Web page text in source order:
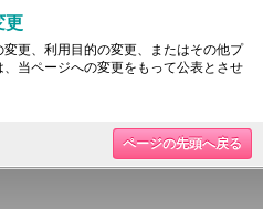
更
更、利用目的の変更、またはその他プ
当ページへの変更をもって公表とさせ
ページの先頭へ戻る